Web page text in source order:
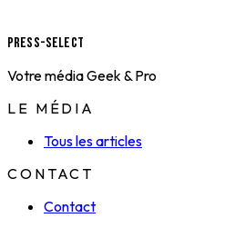
Press-Select
Votre média Geek & Pro
LE MÉDIA
Tous les articles
CONTACT
Contact